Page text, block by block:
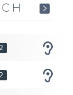
午間新聞天地
五十年後